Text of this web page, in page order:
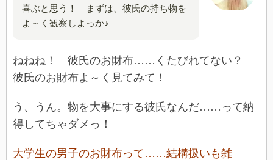
喜ぶと思う！ まずは、彼氏の持ち物を
よ～く観察しよっか♪
ねねね！ 彼氏のお財布……くたびれてない？
彼氏のお財布よ～く見てみて！
う、うん。物を大事にする彼氏なんだ……って納
得してちゃダメっ！
大学生の男子のお財布って……結構扱いも雑